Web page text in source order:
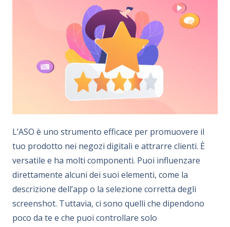
L’ASO è uno strumento efficace per promuovere il
tuo prodotto nei negozi digitali e attrarre clienti. È
versatile e ha molti componenti. Puoi influenzare
direttamente alcuni dei suoi elementi, come la
descrizione dell’app o la selezione corretta degli
screenshot. Tuttavia, ci sono quelli che dipendono
poco da te e che puoi controllare solo